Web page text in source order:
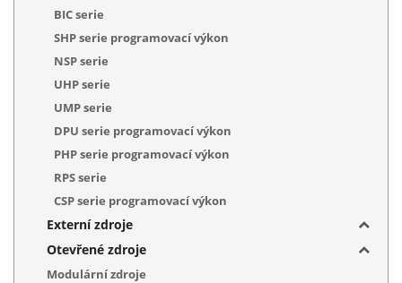
BIC serie
SHP serie programovací výkon
NSP serie
UHP serie
UMP serie
DPU serie programovací výkon
PHP serie programovací výkon
RPS serie
CSP serie programovací výkon
Externí zdroje
Otevřené zdroje
Modulární zdroje